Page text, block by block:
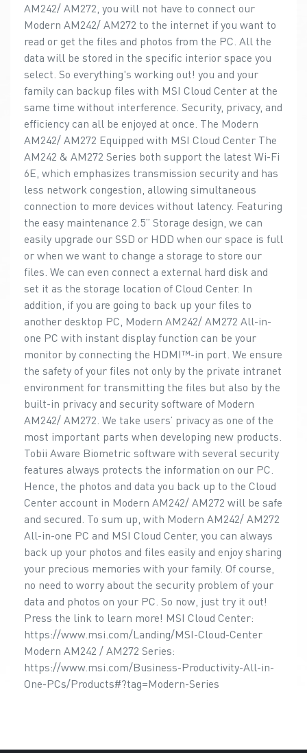
AM242/ AM272, you will not have to connect our
Modern AM242/ AM272 to the internet if you want to
read or get the files and photos from the PC. All the
data will be stored in the specific interior space you
select. So everything's working out! you and your
family can backup files with MSI Cloud Center at the
same time without interference. Security, privacy, and
efficiency can all be enjoyed at once. The Modern
AM242/ AM272 Equipped with MSI Cloud Center The
AM242 & AM272 Series both support the latest Wi-Fi
6E, which emphasizes transmission security and has
less network congestion, allowing simultaneous
connection to more devices without latency. Featuring
the easy maintenance 2.5” Storage design, we can
easily upgrade our SSD or HDD when our space is full
or when we want to change a storage to store our
files. We can even connect a external hard disk and
set it as the storage location of Cloud Center. In
addition, if you are going to back up your files to
another desktop PC, Modern AM242/ AM272 All-in-
one PC with instant display function can be your
monitor by connecting the HDMI™-in port. We ensure
the safety of your files not only by the private intranet
environment for transmitting the files but also by the
built-in privacy and security software of Modern
AM242/ AM272. We take users’ privacy as one of the
most important parts when developing new products.
Tobii Aware Biometric software with several security
features always protects the information on our PC.
Hence, the photos and data you back up to the Cloud
Center account in Modern AM242/ AM272 will be safe
and secured. To sum up, with Modern AM242/ AM272
All-in-one PC and MSI Cloud Center, you can always
back up your photos and files easily and enjoy sharing
your precious memories with your family. Of course,
no need to worry about the security problem of your
data and photos on your PC. So now, just try it out!
Press the link to learn more! MSI Cloud Center:
https://www.msi.com/Landing/MSI-Cloud-Center
Modern AM242 / AM272 Series:
https://www.msi.com/Business-Productivity-All-in-
One-PCs/Products#?tag=Modern-Series